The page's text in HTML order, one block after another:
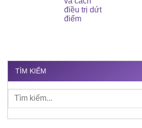
điều trị dứt
điểm
TÌM KIẾM